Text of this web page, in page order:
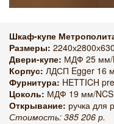
Шкаф-купе
Размеры:
Двери-купе: МДФ 25 мм/
Корпус: ЛДСП Egger 16
Фурнитура: HETTICH
Цоколь: МДФ 19 мм/NCS
Открывание: ручка для
Стоимость: 385 206 р.